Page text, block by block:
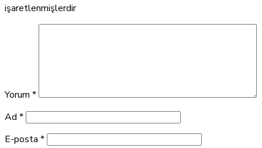
işaretlenmişlerdir
Yorum *
Ad *
E-posta *